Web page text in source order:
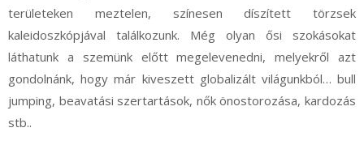
területeken meztelen, színesen díszített törzsek
kaleidoszkópjával találkozunk. Még olyan ősi szokásokat
láthatunk a szemünk előtt megelevenedni, melyekről azt
gondolnánk, hogy már kiveszett globalizált világunkból… bull
jumping, beavatási szertartások, nők önostorozása, kardozás
stb..